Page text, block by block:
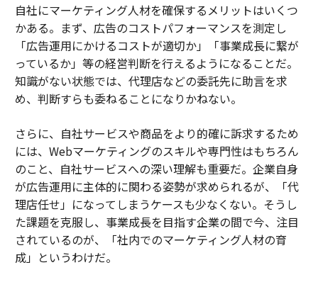
自社にマーケティング人材を確保するメリットはいくつ
かある。まず、広告のコストパフォーマンスを測定し
「広告運用にかけるコストが適切か」「事業成長に繋が
っているか」等の経営判断を行えるようになることだ。
知識がない状態では、代理店などの委託先に助言を求
め、判断すらも委ねることになりかねない。
さらに、自社サービスや商品をより的確に訴求するため
には、Webマーケティングのスキルや専門性はもちろん
のこと、自社サービスへの深い理解も重要だ。企業自身
が広告運用に主体的に関わる姿勢が求められるが、「代
理店任せ」になってしまうケースも少なくない。そうし
た課題を克服し、事業成長を目指す企業の間で今、注目
されているのが、「社内でのマーケティング人材の育
成」というわけだ。